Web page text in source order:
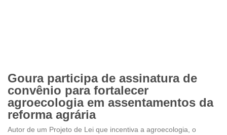
Goura participa de assinatura de
convênio para fortalecer
agroecologia em assentamentos da
reforma agrária
Autor de um Projeto de Lei que incentiva a agroecologia, o